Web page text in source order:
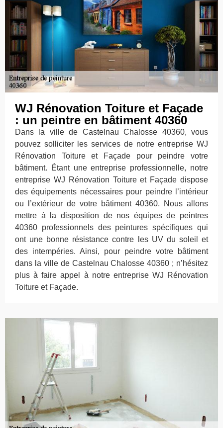
WJ Rénovation Toiture et Façade
: un peintre en bâtiment 40360
Dans la ville de Castelnau Chalosse 40360, vous
pouvez solliciter les services de notre entreprise WJ
Rénovation Toiture et Façade pour peindre votre
bâtiment. Étant une entreprise professionnelle, notre
entreprise WJ Rénovation Toiture et Façade dispose
des équipements nécessaires pour peindre l’intérieur
ou l’extérieur de votre bâtiment 40360. Nous allons
mettre à la disposition de nos équipes de peintres
40360 professionnels des peintures spécifiques qui
ont une bonne résistance contre les UV du soleil et
des intempéries. Ainsi, pour peindre votre bâtiment
dans la ville de Castelnau Chalosse 40360 ; n’hésitez
plus à faire appel à notre entreprise WJ Rénovation
Toiture et Façade.